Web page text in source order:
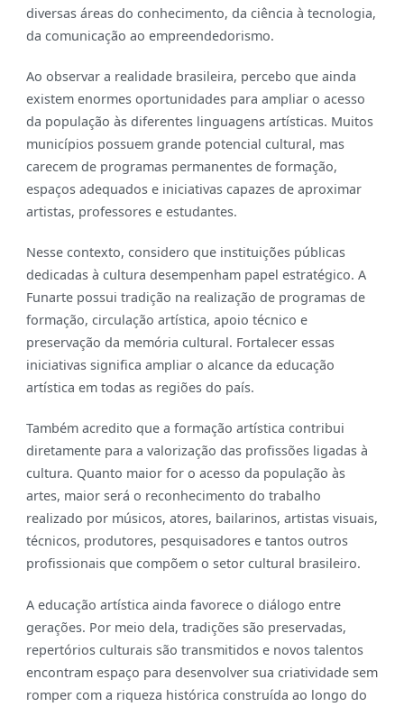
diversas áreas do conhecimento, da ciência à tecnologia,
da comunicação ao empreendedorismo.
Ao observar a realidade brasileira, percebo que ainda
existem enormes oportunidades para ampliar o acesso
da população às diferentes linguagens artísticas. Muitos
municípios possuem grande potencial cultural, mas
carecem de programas permanentes de formação,
espaços adequados e iniciativas capazes de aproximar
artistas, professores e estudantes.
Nesse contexto, considero que instituições públicas
dedicadas à cultura desempenham papel estratégico. A
Funarte possui tradição na realização de programas de
formação, circulação artística, apoio técnico e
preservação da memória cultural. Fortalecer essas
iniciativas significa ampliar o alcance da educação
artística em todas as regiões do país.
Também acredito que a formação artística contribui
diretamente para a valorização das profissões ligadas à
cultura. Quanto maior for o acesso da população às
artes, maior será o reconhecimento do trabalho
realizado por músicos, atores, bailarinos, artistas visuais,
técnicos, produtores, pesquisadores e tantos outros
profissionais que compõem o setor cultural brasileiro.
A educação artística ainda favorece o diálogo entre
gerações. Por meio dela, tradições são preservadas,
repertórios culturais são transmitidos e novos talentos
encontram espaço para desenvolver sua criatividade sem
romper com a riqueza histórica construída ao longo do